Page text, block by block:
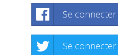
Se
Se